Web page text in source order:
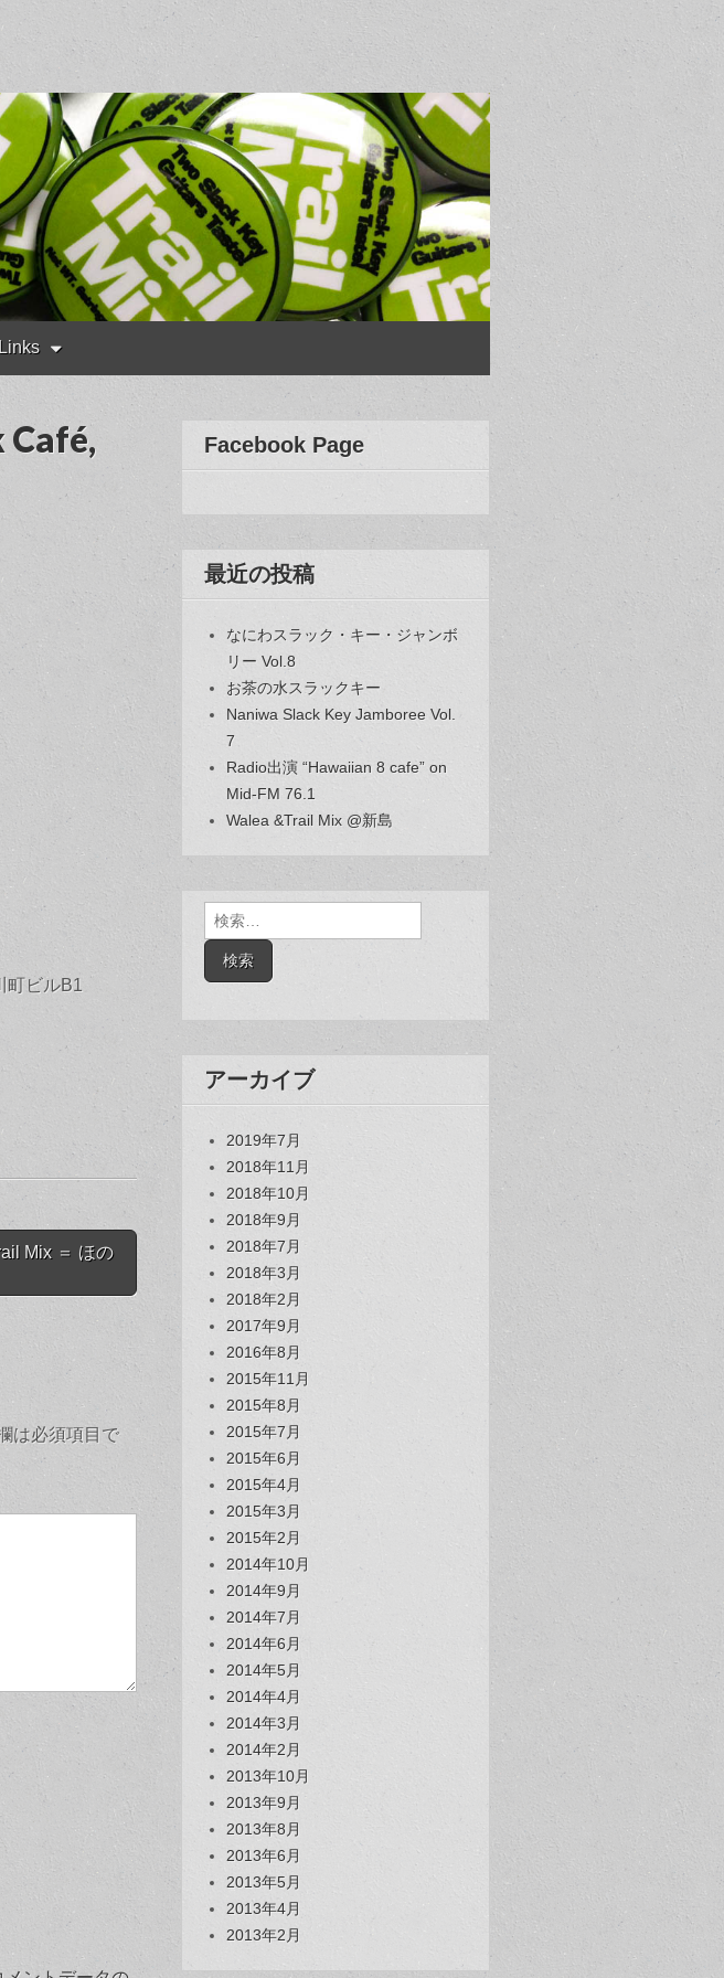
Links
Café,
ビルB1
Mix ＝ ほの
は必須項目で
Facebook Page
最近の投稿
なにわスラック・キー・ジャンボ
リー Vol.8
お茶の水スラックキー
Naniwa Slack Key Jamboree Vol.
7
Radio出演 “Hawaiian 8 cafe” on
Mid-FM 76.1
Walea &Trail Mix @新島
検
索:
アーカイブ
2019年7月
2018年11月
2018年10月
2018年9月
2018年7月
2018年3月
2018年2月
2017年9月
2016年8月
2015年11月
2015年8月
2015年7月
2015年6月
2015年4月
2015年3月
2015年2月
2014年10月
2014年9月
2014年7月
2014年6月
2014年5月
2014年4月
2014年3月
2014年2月
2013年10月
2013年9月
2013年8月
2013年6月
2013年5月
2013年4月
2013年2月